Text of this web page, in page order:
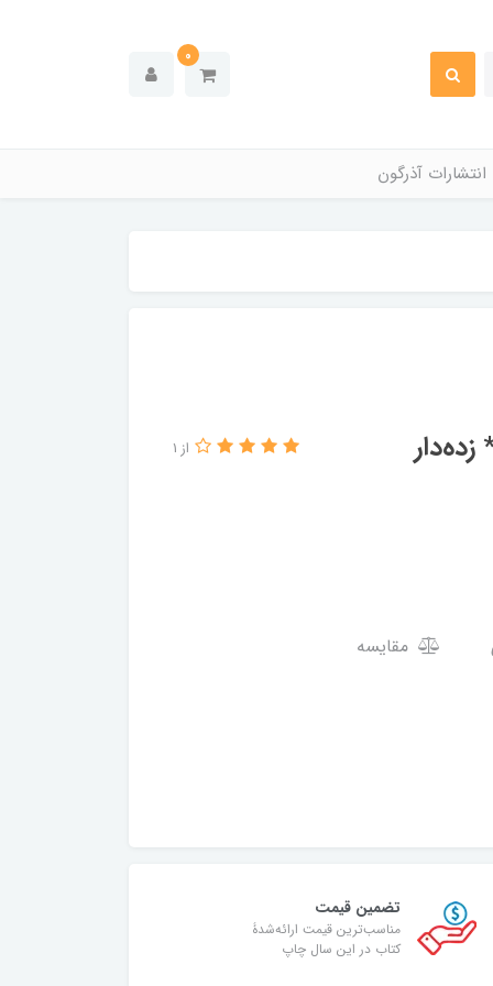
0
انتشارات آذرگون
از 1
مقایسه
تضمین قیمت
مناسب‌ترین قیمت ارائه‌شدۀ
کتاب در این سال چاپ